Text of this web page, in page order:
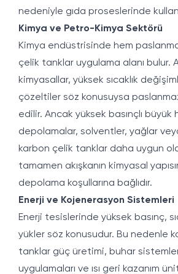
nedeniyle gıda proseslerinde
Kimya ve Petro-Kimya Sektörü
Kimya endüstrisinde hem
çelik tanklar uygulama alanı bulur.
kimyasallar, yüksek sıcaklık
çözeltiler söz konusuysa
edilir. Ancak yüksek basınçlı büyük
depolamalar, solventler, yağlar
karbon çelik tanklar daha uygun
tamamen akışkanın kimyasal
depolama koşullarına bağlıdır.
Enerji ve Kojenerasyon Sistemleri
Enerji tesislerinde yüksek basınç,
yükler söz konusudur. Bu nedenle
tanklar güç üretimi, buhar
uygulamaları ve ısı geri kazanım